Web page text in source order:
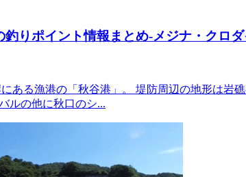
りポイント情報まとめ-メジナ・クロ
ある漁港の「秋谷港」。 堤防周辺の地形は
ルの他に秋口のシ...